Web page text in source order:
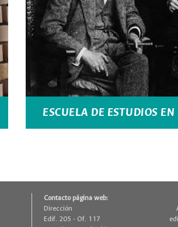
ESCUELA DE ESTUDIOS
Contacto página web:
Dirección
Edif. 205 - Of. 117